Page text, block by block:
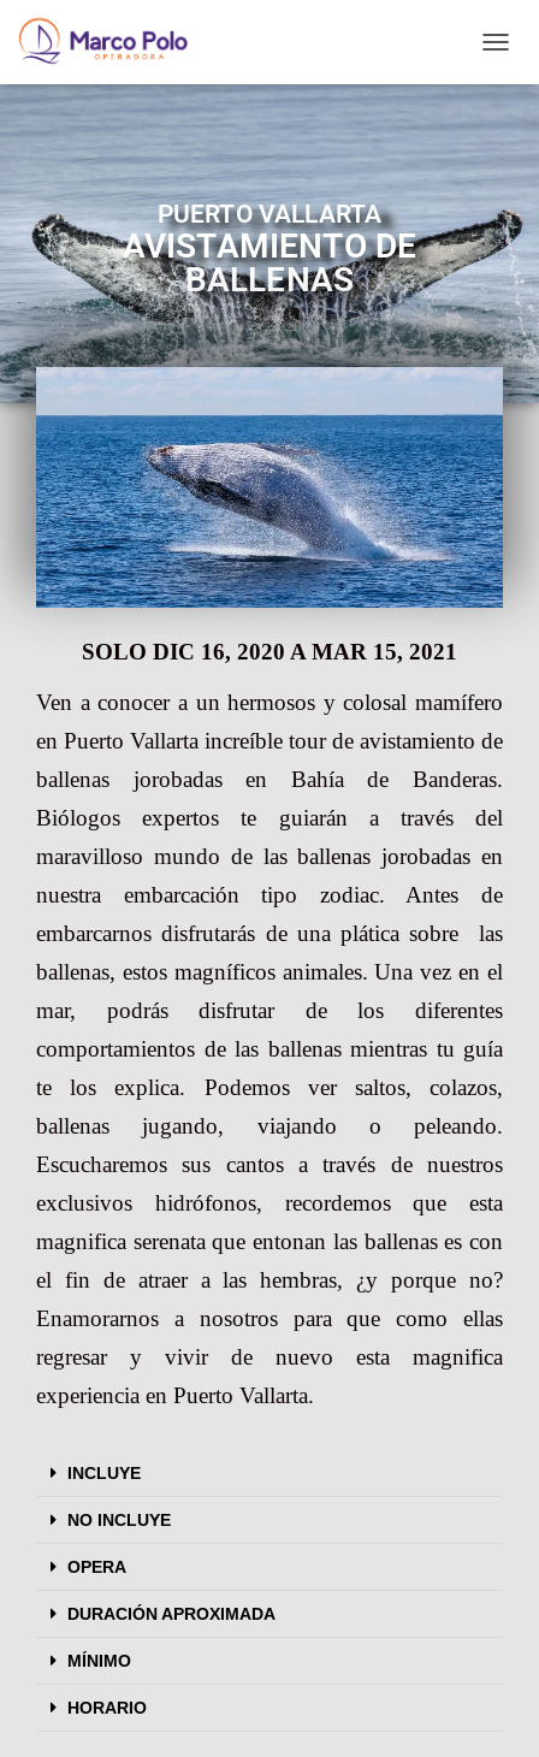
O
G
E
A
V
G
A
T
I
O
N
PUERTO VALLARTA
AVISTAMIENTO DE
BALLENAS
SOLO DIC 16, 2020 A MAR 15, 2021
Ven a conocer a un hermosos y colosal mamífero
en Puerto Vallarta increíble tour de avistamiento de
ballenas jorobadas en Bahía de Banderas.
Biólogos expertos te guiarán a través del
maravilloso mundo de las ballenas jorobadas en
nuestra embarcación tipo zodiac. Antes de
embarcarnos disfrutarás de una plática sobre las
ballenas, estos magníficos animales. Una vez en el
mar, podrás disfrutar de los diferentes
comportamientos de las ballenas mientras tu guía
te los explica. Podemos ver saltos, colazos,
ballenas jugando, viajando o peleando.
Escucharemos sus cantos a través de nuestros
exclusivos hidrófonos, recordemos que esta
magnifica serenata que entonan las ballenas es con
el fin de atraer a las hembras, ¿y porque no?
Enamorarnos a nosotros para que como ellas
regresar y vivir de nuevo esta magnifica
experiencia en Puerto Vallarta.
INCLUYE
NO INCLUYE
OPERA
DURACIÓN APROXIMADA
MÍNIMO
HORARIO